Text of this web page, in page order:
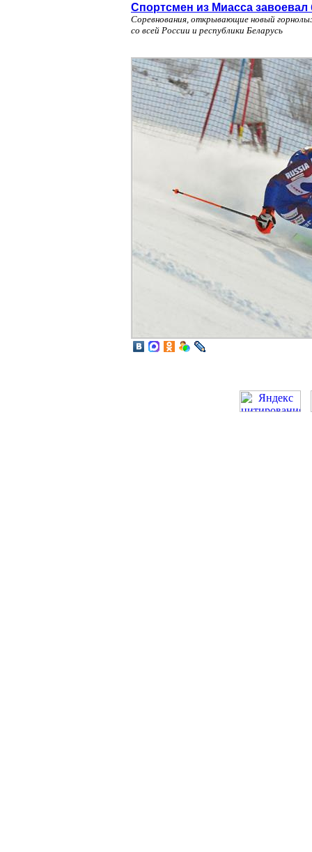
Спортсмен из Миасса
Соревнования, открывающие новый
со всей России и республики Беларусь